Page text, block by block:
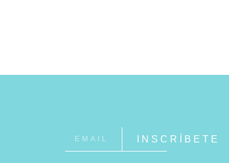
INSCRÍBETE